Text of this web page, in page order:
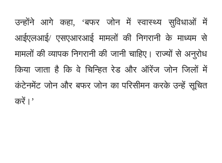
उन्होंने आगे कहा, ‘बफर जोन में स्वास्थ्य सुविधाओं में
आईएलआई/ एसएआरआई मामलों की निगरानी के माध्यम से
मामलों की व्यापक निगरानी की जानी चाहिए। राज्यों से अनुरोध
किया जाता है कि वे चिन्हित रेड और ऑरेंज जोन जिलों में
कंटेनमेंट जोन और बफर जोन का परिसीमन करके उन्हें सूचित
करें।’